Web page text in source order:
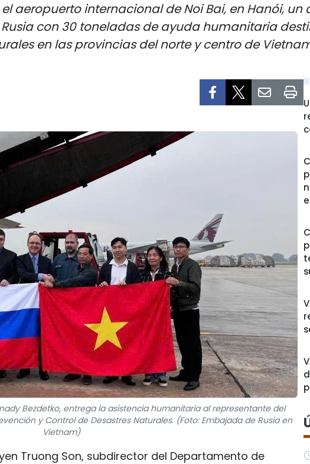
aeropuerto internacional de Noi Bai, en Hanói, un
con 30 toneladas de ayuda humanitaria
en las provincias del norte y centro de
Bezdetko, entrega la asistencia humanitaria al representante del
y Control de Desastres Naturales. (Foto: Embajada de Rusia en
Vietnam)
Truong Son, subdirector del Departamento de